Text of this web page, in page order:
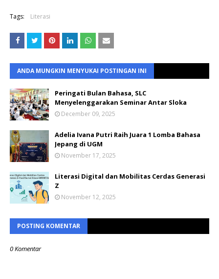
Tags: Literasi
ANDA MUNGKIN MENYUKAI POSTINGAN INI
Peringati Bulan Bahasa, SLC
Menyelenggarakan Seminar Antar Sloka
December 09, 2025
Adelia Ivana Putri Raih Juara 1 Lomba Bahasa
Jepang di UGM
November 17, 2025
Literasi Digital dan Mobilitas Cerdas Generasi
Z
November 12, 2025
POSTING KOMENTAR
0 Komentar